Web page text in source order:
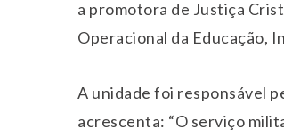
a promotora de Justiça
Operacional da Educação,
A unidade foi responsável
acrescenta: “O serviço